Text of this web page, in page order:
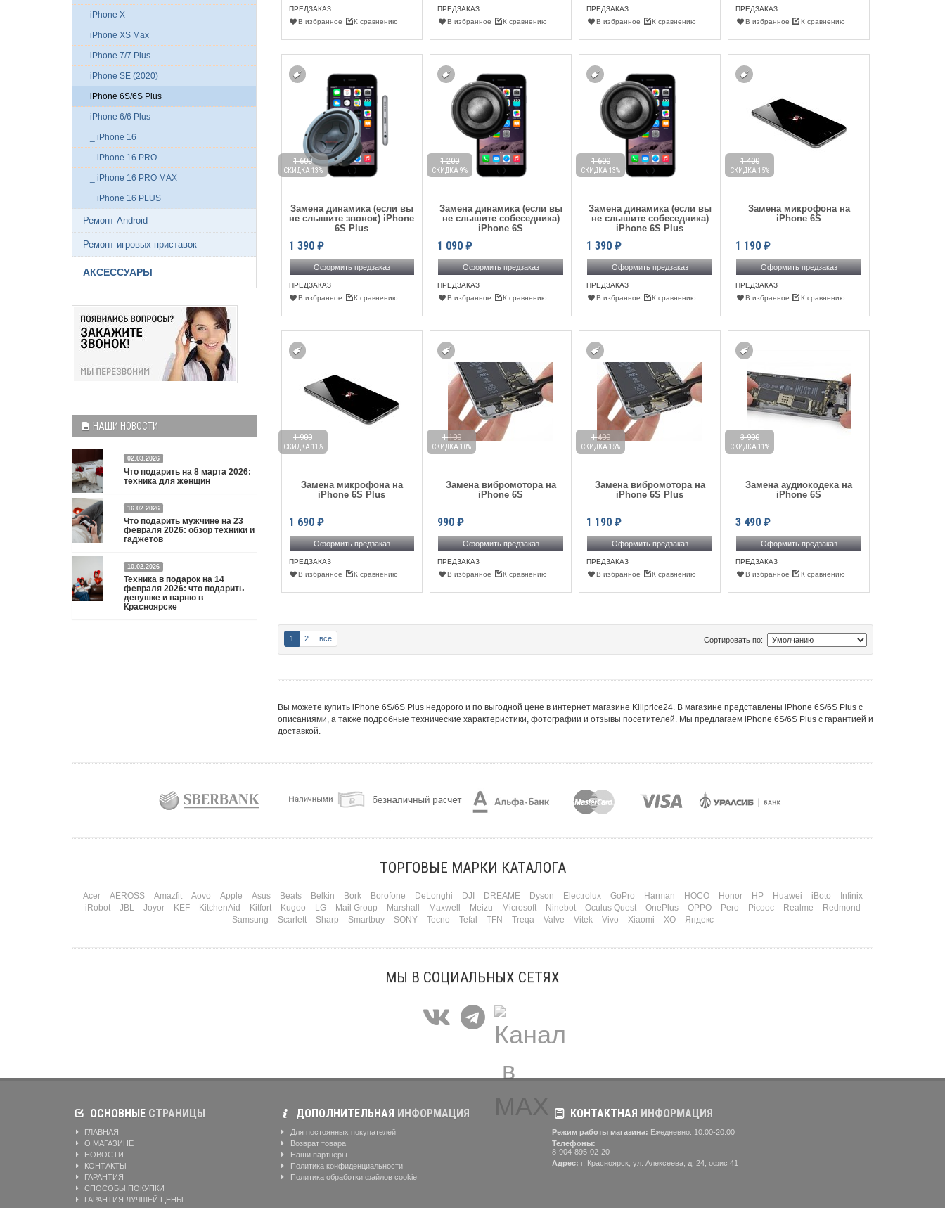
ПРЕДЗАКАЗ
В избранное
К сравнению
ПРЕДЗАКАЗ
В избранное
К сравнению
ПРЕДЗАКАЗ
В избранное
К сравнению
ПРЕДЗАКАЗ
В избранное
К сравнению
Замена динамика (если вы
не слышите звонок) iPhone
6S Plus
1 390 ₽
1 600
СКИДКА 13%
Оформить предзаказ
ПРЕДЗАКАЗ
В избранное
К сравнению
Замена динамика (если вы
не слышите собеседника)
iPhone 6S
1 090 ₽
1 200
СКИДКА 9%
Оформить предзаказ
ПРЕДЗАКАЗ
В избранное
К сравнению
Замена динамика (если вы
не слышите собеседника)
iPhone 6S Plus
1 390 ₽
1 600
СКИДКА 13%
Оформить предзаказ
ПРЕДЗАКАЗ
В избранное
К сравнению
Замена микрофона на
iPhone 6S
1 190 ₽
1 400
СКИДКА 15%
Оформить предзаказ
ПРЕДЗАКАЗ
В избранное
К сравнению
Замена микрофона на
iPhone 6S Plus
1 690 ₽
1 900
СКИДКА 11%
Оформить предзаказ
ПРЕДЗАКАЗ
В избранное
К сравнению
Замена вибромотора на
iPhone 6S
990 ₽
1 100
СКИДКА 10%
Оформить предзаказ
ПРЕДЗАКАЗ
В избранное
К сравнению
Замена вибромотора на
iPhone 6S Plus
1 190 ₽
1 400
СКИДКА 15%
Оформить предзаказ
ПРЕДЗАКАЗ
В избранное
К сравнению
Замена аудиокодека на
iPhone 6S
3 490 ₽
3 900
СКИДКА 11%
Оформить предзаказ
ПРЕДЗАКАЗ
В избранное
К сравнению
Сортировать по:
1 2 всё
Вы можете купить iPhone 6S/6S Plus недорого и по выгодной цене в интернет магазине Killprice24. В магазине представлены iPhone 6S/6S Plus с
описаниями, а также подробные технические характеристики, фотографии и отзывы посетителей. Мы предлагаем iPhone 6S/6S Plus с гарантией и
доставкой.
iPhone X
iPhone XS Max
iPhone 7/7 Plus
iPhone SE (2020)
iPhone 6S/6S Plus
iPhone 6/6 Plus
_ iPhone 16
_ iPhone 16 PRO
_ iPhone 16 PRO MAX
_ iPhone 16 PLUS
Ремонт Android
Ремонт игровых приставок
АКСЕССУАРЫ
НАШИ НОВОСТИ
02.03.2026
Что подарить на 8 марта 2026:
техника для женщин
Что подарить на 8 марта 2026: техника для
женщин
Подробнее
16.02.2026
Что подарить мужчине на 23
февраля 2026: обзор техники и
гаджетов
Двадцать третье февраля — праздник, на который
мужчины делают вид, что им все равно. А потом
три дня рассказывают коллегам, какую колонку /
приставку / камеру им подарили. Не верьте
словам — верьте глазам, которые загораются при
10.02.2026
Техника в подарок на 14
февраля 2026: что подарить
девушке и парню в
Красноярске
ТОРГОВЫЕ МАРКИ КАТАЛОГА
Acer AEROSS Amazfit Aovo Apple Asus Beats Belkin Bork Borofone DeLonghi DJI DREAME Dyson Electrolux GoPro Harman HOCO Honor HP Huawei iBoto
Infinix
iRobot
JBL Joyor KEF KitchenAid Kitfort Kugoo LG Mail Group Marshall Maxwell Meizu Microsoft Ninebot Oculus Quest OnePlus OPPO Pero Picooc Realme
Redmond
Samsung
Scarlett Sharp Smartbuy SONY Tecno Tefal TFN Treqa Valve Vitek Vivo Xiaomi XO Яндекс
МЫ В СОЦИАЛЬНЫХ СЕТЯХ
ОСНОВНЫЕ СТРАНИЦЫ
ГЛАВНАЯ
О МАГАЗИНЕ
НОВОСТИ
КОНТАКТЫ
ГАРАНТИЯ
СПОСОБЫ ПОКУПКИ
ГАРАНТИЯ ЛУЧШЕЙ ЦЕНЫ
ДОПОЛНИТЕЛЬНАЯ ИНФОРМАЦИЯ
Для постоянных покупателей
Возврат товара
Наши партнеры
Политика конфиденциальности
Политика обработки файлов cookie
КОНТАКТНАЯ ИНФОРМАЦИЯ
Режим работы магазина: Ежедневно: 10:00-20:00
Телефоны:
8-904-895-02-20
Адрес: г. Красноярск, ул. Алексеева, д. 24, офис 41